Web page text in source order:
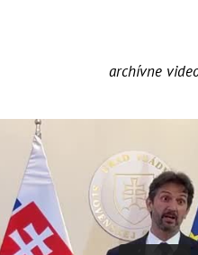
archívne